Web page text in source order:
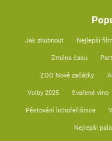
Jak zhubnout Nejlepší
Změna času
ZOO Nové začátky
Volby 2025 Svařené víno
Pěstování lichořeřišnice
Nejlepší